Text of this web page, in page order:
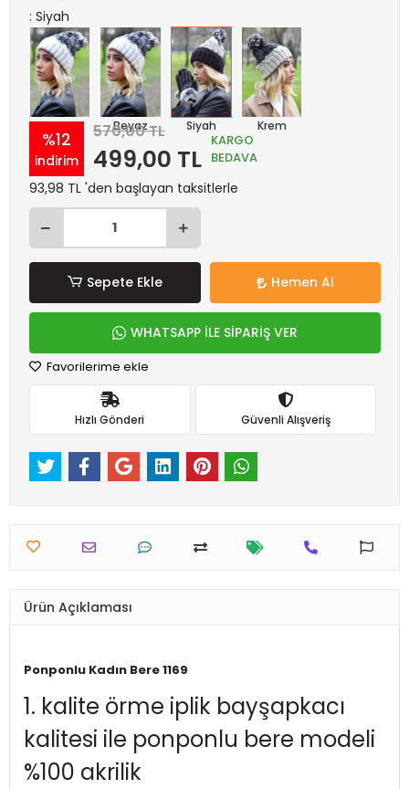
: Siyah
Kırmızı Beyaz Siyah Krem
%12
indirim
570,00 TL
499,00 TL
KARGO
BEDAVA
93,98 TL 'den başlayan taksitlerle
Sepete Ekle Hemen Al
WHATSAPP İLE SİPARİŞ VER
Favorilerime ekle
Hızlı Gönderi Güvenli Alışveriş
Ürün Açıklaması
Ponponlu Kadın Bere 1169
1. kalite örme iplik bayşapkacı
kalitesi ile ponponlu bere modeli
%100 akrilik